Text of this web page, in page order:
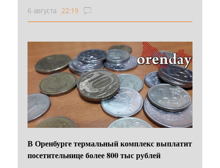
6 августа 22:19
В Оренбурге термальный комплекс выплатит
посетительнице более 800 тыс рублей